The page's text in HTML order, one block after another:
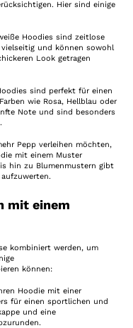
Hier sind einige
Hoodies sind zeitlose
vielseitig und können sowohl
Look getragen
sind perfekt für einen
wie Rosa, Hellblau oder
Note und sind besonders
Pepp verleihen möchten,
mit einem Muster
hin zu Blumenmustern gibt
mit einem
kombiniert werden, um
können:
Hoodie mit einer
für einen sportlichen und
und eine